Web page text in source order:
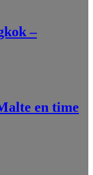
–
en time